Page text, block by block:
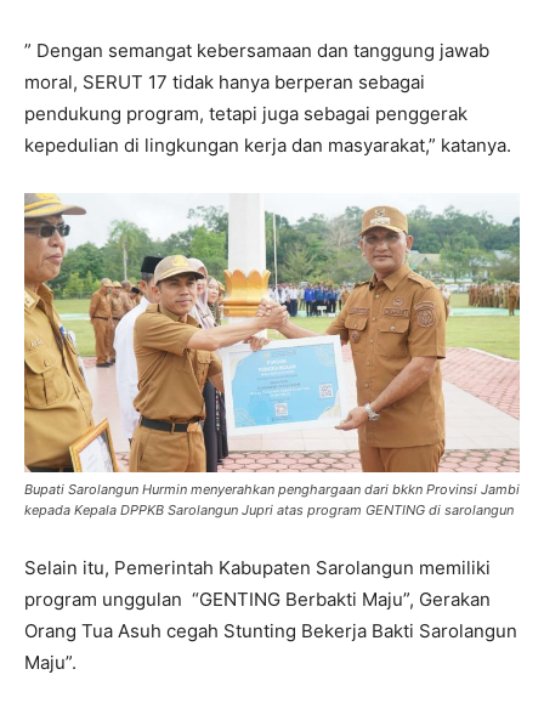
” Dengan semangat kebersamaan dan tanggung jawab
moral, SERUT 17 tidak hanya berperan sebagai
pendukung program, tetapi juga sebagai penggerak
kepedulian di lingkungan kerja dan masyarakat,” katanya.
Bupati Sarolangun Hurmin menyerahkan penghargaan dari bkkn Provinsi Jambi
kepada Kepala DPPKB Sarolangun Jupri atas program GENTING di sarolangun
Selain itu, Pemerintah Kabupaten Sarolangun memiliki
program unggulan “GENTING Berbakti Maju”, Gerakan
Orang Tua Asuh cegah Stunting Bekerja Bakti Sarolangun
Maju”.